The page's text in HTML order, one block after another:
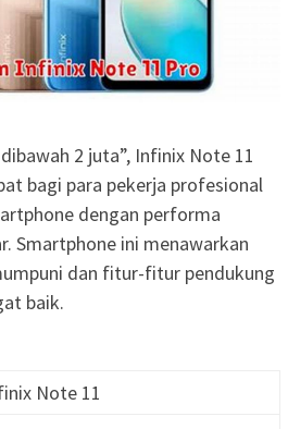
2 juta”, Infinix Note 11
bagi para pekerja profesional
dengan performa
Smartphone ini menawarkan
dan fitur-fitur pendukung
baik.
Note 11